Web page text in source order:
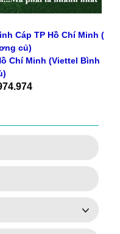
Cáp TP Hồ Chí Minh (
củ)
Chí Minh (Viettel Bình